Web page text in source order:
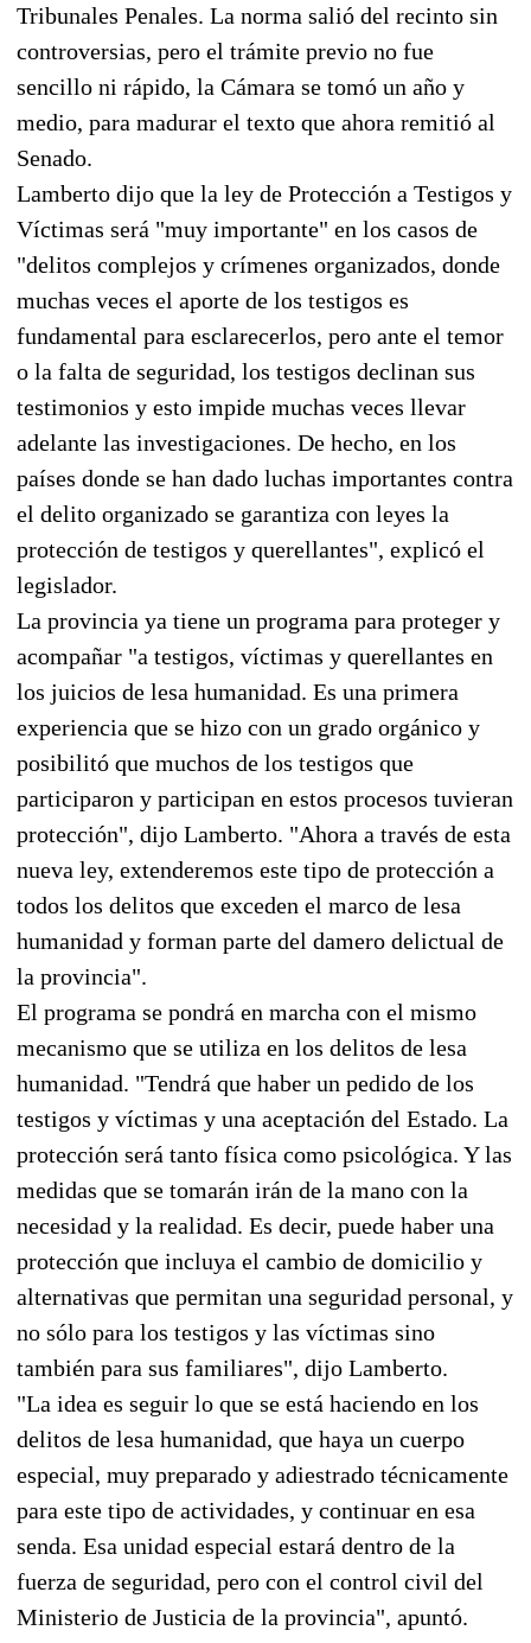
Tribunales Penales. La norma salió del recinto sin
controversias, pero el trámite previo no fue
sencillo ni rápido, la Cámara se tomó un año y
medio, para madurar el texto que ahora remitió al
Senado.
Lamberto dijo que la ley de Protección a Testigos y
Víctimas será "muy importante" en los casos de
"delitos complejos y crímenes organizados, donde
muchas veces el aporte de los testigos es
fundamental para esclarecerlos, pero ante el temor
o la falta de seguridad, los testigos declinan sus
testimonios y esto impide muchas veces llevar
adelante las investigaciones. De hecho, en los
países donde se han dado luchas importantes contra
el delito organizado se garantiza con leyes la
protección de testigos y querellantes", explicó el
legislador.
La provincia ya tiene un programa para proteger y
acompañar "a testigos, víctimas y querellantes en
los juicios de lesa humanidad. Es una primera
experiencia que se hizo con un grado orgánico y
posibilitó que muchos de los testigos que
participaron y participan en estos procesos tuvieran
protección", dijo Lamberto. "Ahora a través de esta
nueva ley, extenderemos este tipo de protección a
todos los delitos que exceden el marco de lesa
humanidad y forman parte del damero delictual de
la provincia".
El programa se pondrá en marcha con el mismo
mecanismo que se utiliza en los delitos de lesa
humanidad. "Tendrá que haber un pedido de los
testigos y víctimas y una aceptación del Estado. La
protección será tanto física como psicológica. Y las
medidas que se tomarán irán de la mano con la
necesidad y la realidad. Es decir, puede haber una
protección que incluya el cambio de domicilio y
alternativas que permitan una seguridad personal, y
no sólo para los testigos y las víctimas sino
también para sus familiares", dijo Lamberto.
"La idea es seguir lo que se está haciendo en los
delitos de lesa humanidad, que haya un cuerpo
especial, muy preparado y adiestrado técnicamente
para este tipo de actividades, y continuar en esa
senda. Esa unidad especial estará dentro de la
fuerza de seguridad, pero con el control civil del
Ministerio de Justicia de la provincia", apuntó.